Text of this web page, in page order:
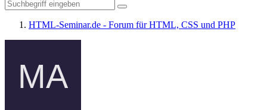
HTML-Seminar.de - Forum für HTML, CSS und PHP